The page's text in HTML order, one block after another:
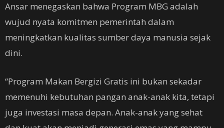
Ansar menegaskan bahwa Program MBG adalah
wujud nyata komitmen pemerintah dalam
meningkatkan kualitas sumber daya manusia sejak
dini.
“Program Makan Bergizi Gratis ini bukan sekadar
memenuhi kebutuhan pangan anak-anak kita, tetapi
juga investasi masa depan. Anak-anak yang sehat